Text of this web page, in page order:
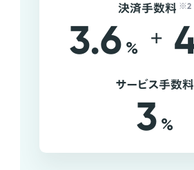
決済手数料 ※2
3.6 % +
サービス手数料
3 %